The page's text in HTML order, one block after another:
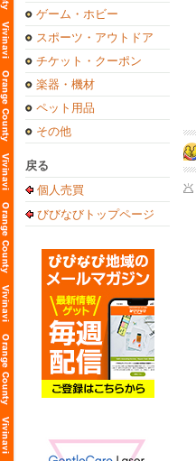
ゲーム・ホビー
スポーツ・アウトドア
チケット・クーポン
楽器・機材
ペット用品
その他
戻る
個人売買
びびなびトップページ